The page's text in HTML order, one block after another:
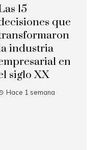
15
que
industria
en
siglo XX
Hace 1 semana